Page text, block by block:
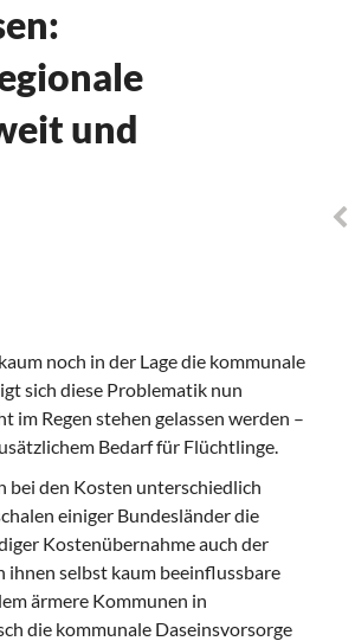
und
noch in der Lage die kommunale
sich diese Problematik nun
Regen stehen gelassen werden –
Bedarf für Flüchtlinge.
bei den Kosten unterschiedlich
einiger Bundesländer die
Kostenübernahme auch der
ihnen selbst kaum beeinflussbare
ärmere Kommunen in
die kommunale Daseinsvorsorge
Solidarisches EUropa -